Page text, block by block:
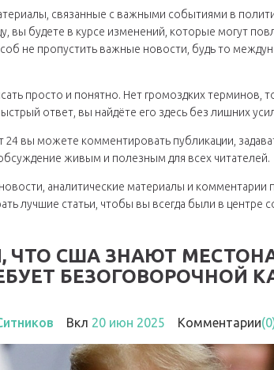
связанные с важными событиями в
вы будете в курсе изменений, которые могут
не пропустить важные новости, будь то
просто и понятно. Нет громоздких терминов,
ответ, вы найдёте его здесь без лишних
24 вы можете комментировать публикации,
живым и полезным для всех читателей.
аналитические материалы и комментарии
лучшие статьи, чтобы вы всегда были в центре
ЧТО США ЗНАЮТ
БЕЗОГОВОРОЧНОЙ
Вкл 20 июн 2025 Комментарии